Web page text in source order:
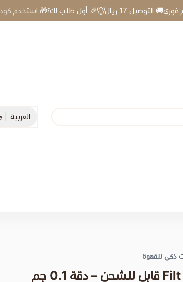
🎉 أول طلب لك؟🎁 استخدم كود A5 وخذ خصم فوري🚚 التوصيل 17 ريال
العربية